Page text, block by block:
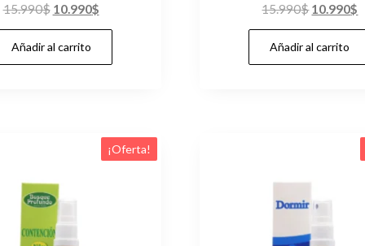
15.990$ El
precio
original
era:
10.990$El
precio
es:
Añadir al carrito
15.990$El
precio
original
era:
10.990$
Añadir al carrito
¡Oferta!